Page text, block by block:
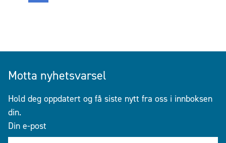
Motta nyhetsvarsel
Hold deg oppdatert og få siste nytt fra oss i innboksen
din.
Din e-post